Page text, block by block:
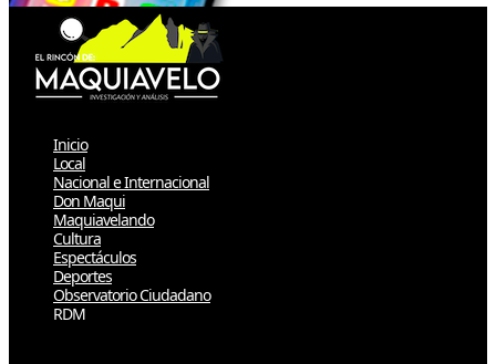
Inicio
Local
Nacional e Internacional
Don Maqui
Maquiavelando
Cultura
Espectáculos
Deportes
Observatorio Ciudadano
RDM